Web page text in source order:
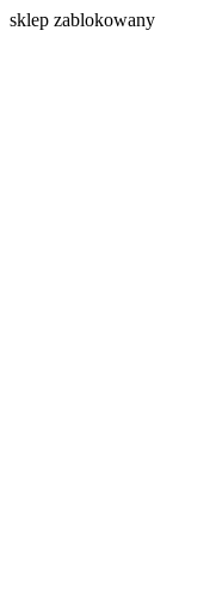
sklep zablokowany